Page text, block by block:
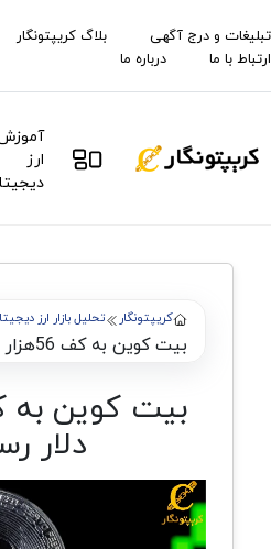
تبلیغات و درج آگهی
بلاگ کریپتونگار
ارتباط با ما
درباره ما
ارز
کریپتونگار تحلیل بازار ارز
بیت کوین به کف 56‌هزار دلار رسید
دلار